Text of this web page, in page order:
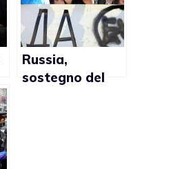
Russia,
sostegno del